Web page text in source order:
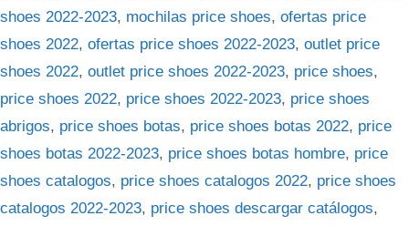
shoes 2022-2023, mochilas price shoes, ofertas price
shoes 2022, ofertas price shoes 2022-2023, outlet price
shoes 2022, outlet price shoes 2022-2023, price shoes,
price shoes 2022, price shoes 2022-2023, price shoes
abrigos, price shoes botas, price shoes botas 2022, price
shoes botas 2022-2023, price shoes botas hombre, price
shoes catalogos, price shoes catalogos 2022, price shoes
catalogos 2022-2023, price shoes descargar catálogos,